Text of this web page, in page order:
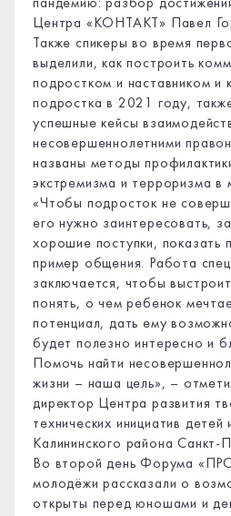
пандемию: разбор
Центра «КОНТАКТ» Павел
Также спикеры во время
выделили, как построить
подростком и наставником и
подростка в 2021 году,
успешные кейсы
несовершеннолетними
названы методы
экстремизма и терроризма в
«Чтобы подросток не
его нужно заинтересовать,
хорошие поступки, показать
пример общения. Работа
заключается, чтобы
понять, о чем ребенок
потенциал, дать ему
будет полезно интересно и
Помочь найти
жизни – наша цель», –
директор Центра развития
технических инициатив
Калининского района Санкт-
Во второй день Форума
молодёжи рассказали о
открыты перед юношами и